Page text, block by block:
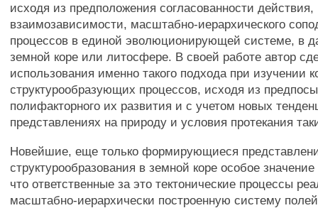
исходя из предположения согласованности действия,
взаимозависимости, масштабно-иерархического
процессов в единой эволюционирующей системе, в
земной коре или литосфере. В своей работе автор
использования именно такого подхода при изучении
структурообразующих процессов, исходя из
полифакторного их развития и с учетом новых
представлениях на природу и условия протекания
Новейшие, еще только формирующиеся
структурообразования в земной коре особое
что ответственные за это тектонические процессы
масштабно-иерархически построенную систему